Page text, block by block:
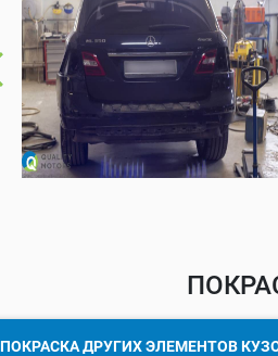
ПОКРАСКА ДРУГИХ ЭЛЕМЕНТОВ